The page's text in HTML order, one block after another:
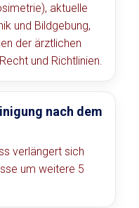
aktuelle
und Bildgebung,
der ärztlichen
und Richtlinien.
nach dem
verlängert sich
um weitere 5